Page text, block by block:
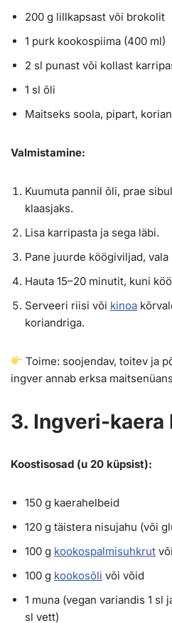
200 g lillkapsast või brokolit
1 purk kookospiima (400 ml)
2 sl punast või kollast
1 sl õli
Maitseks soola, pipart,
Valmistamine:
Kuumuta pannil õli, prae
klaasjaks.
Lisa karripasta ja sega läbi.
Pane juurde köögiviljad,
Hauta 15–20 minutit, kuni
Serveeri riisi või kinoa
koriandriga.
Toime: soojendav, toitev ja
ingver annab erksa
3. Ingveri-kaera
Koostisosad (u 20 küpsist):
150 g kaerahelbeid
120 g täistera nisujahu (või
100 g kookospalmisuhkrut
100 g kookosõli või võid
1 muna (vegan variandis 1 sl
sl vett)